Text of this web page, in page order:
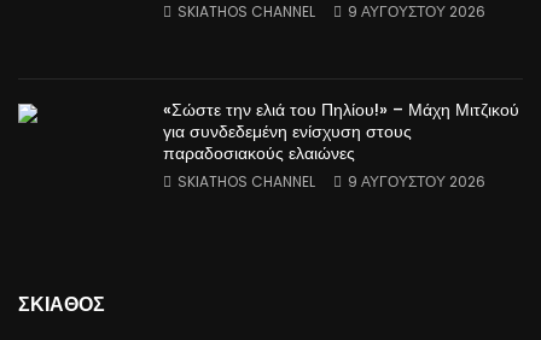
SKIATHOS CHANNEL 9 ΑΥΓΟΎΣΤΟΥ 2026
«Σώστε την ελιά του Πηλίου!» – Μάχη Μιτζικού
για συνδεδεμένη ενίσχυση στους
παραδοσιακούς ελαιώνες
SKIATHOS CHANNEL 9 ΑΥΓΟΎΣΤΟΥ 2026
ΣΚΙΑΘΟΣ